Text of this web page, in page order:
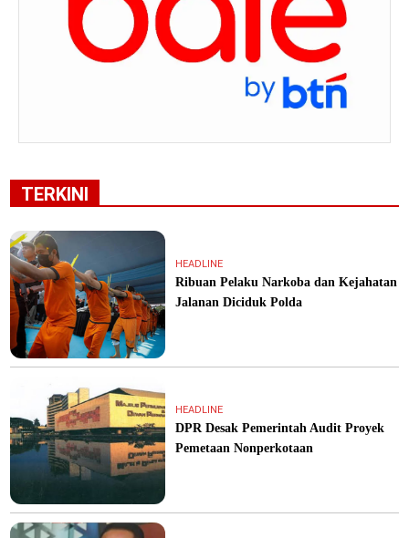
TERKINI
HEADLINE
Ribuan Pelaku Narkoba dan Kejahatan
Jalanan Diciduk Polda
HEADLINE
DPR Desak Pemerintah Audit Proyek
Pemetaan Nonperkotaan